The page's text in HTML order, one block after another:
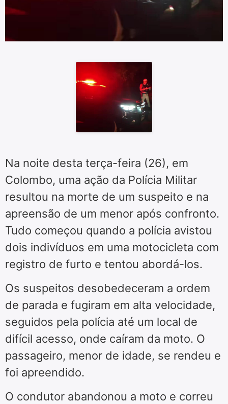
Na noite desta terça-feira (26), em
Colombo, uma ação da Polícia Militar
resultou na morte de um suspeito e na
apreensão de um menor após confronto.
Tudo começou quando a polícia avistou
dois indivíduos em uma motocicleta com
registro de furto e tentou abordá-los.
Os suspeitos desobedeceram a ordem
de parada e fugiram em alta velocidade,
seguidos pela polícia até um local de
difícil acesso, onde caíram da moto. O
passageiro, menor de idade, se rendeu e
foi apreendido.
O condutor abandonou a moto e correu